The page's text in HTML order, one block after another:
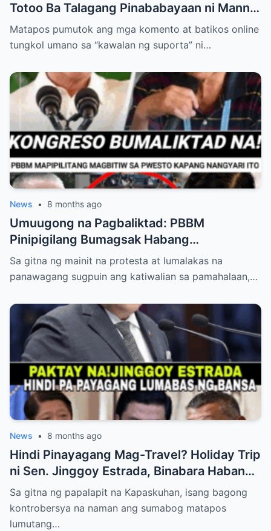
Totoo Ba Talagang Pinababayaan ni Manny
Pacquiao ang Anak na si Eman?
Matapos pumutok ang mga komento at batikos online
tungkol umano sa “kawalan ng suporta” ni…
News • 8 months ago
Umuugong na Pagbaliktad: PBBM
Pinipigilang Bumagsak Habang
Mambabatas at Retired Generals
Humaharap at Kumakastigo sa Katiwalian
Sa gitna ng mainit na protesta at lumalakas na
panawagang sugpuin ang katiwalian sa pamahalaan,…
News • 8 months ago
Hindi Pinayagang Mag-Travel? Holiday Trip
ni Sen. Jinggoy Estrada, Binabara Habang
Papalapit ang Posibleng Warrant of Arrest
Sa gitna ng papalapit na Kapaskuhan, isang bagong
kontrobersya na naman ang sumabog matapos
lumutang…